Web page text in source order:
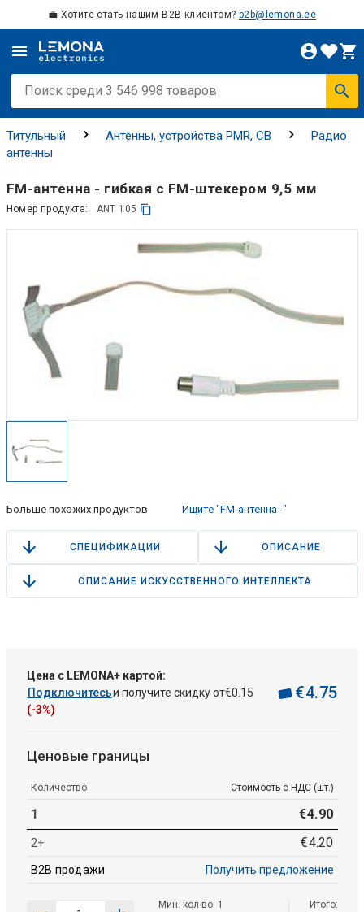
💼 Хотите стать нашим B2B-клиентом? b2b@lemona.ee
Титульный Антенны, устройства PMR, CB
Радио
антенны
FM-антенна - гибкая с FM-штекером 9,5 мм
Номер продукта: ANT 105
Больше похожих продуктов Ищите "FM-антенна -"
СПЕЦИФИКАЦИИ ОПИСАНИЕ
ОПИСАНИЕ ИСКУССТВЕННОГО ИНТЕЛЛЕКТА
Цена с LEMONA+ картой:
Подключитесьи получите скидку от€0 15
(-3%)
€4.75
Ценовые границы
Количество Стоимость с НДС (шт.)
1 €4.90
2+ €4.20
B2B продажи Получить предложение
Мин. кол-во: 1
Итого: